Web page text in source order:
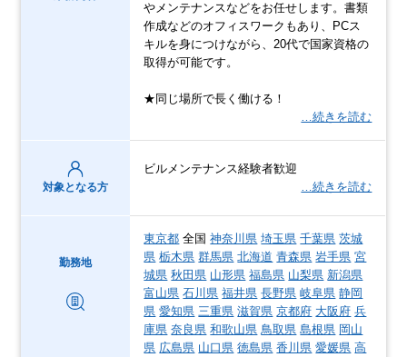
やメンテナンスなどをお任せします。書類
作成などのオフィスワークもあり、PCス
キルを身につけながら、20代で国家資格の
取得が可能です。
★同じ場所で長く働ける！
…続きを読む
対象となる方
ビルメンテナンス経験者歓迎
…続きを読む
勤務地
東京都 全国神奈川県 埼玉県 千葉県 茨城
県 栃木県 群馬県 北海道 青森県 岩手県 宮
城県 秋田県 山形県 福島県 山梨県 新潟県
富山県 石川県 福井県 長野県 岐阜県 静岡
県 愛知県 三重県 滋賀県 京都府 大阪府 兵
庫県 奈良県 和歌山県 鳥取県 島根県 岡山
県 広島県 山口県 徳島県 香川県 愛媛県 高